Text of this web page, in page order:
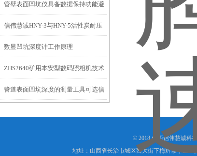
埋头度仪技术参数！
管壁表面凹坑仪具备数据保持功能避
免测试过程中测针移动导致数据变动
信伟慧诚HNY-3与HNY-5活性炭耐压
强度测定仪技术参数！
数显凹坑深度计工作原理
ZHS2640矿用本安型数码照相机技术
参数！
管道表面凹坑深度的测量工具可选信
© 2018 山西信伟慧诚科
地址：山西省长治市城区西大街下梅辉坡小区8